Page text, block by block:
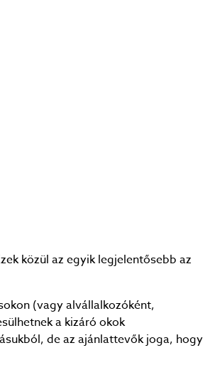
közül az egyik legjelentősebb az
(vagy alvállalkozóként,
a kizáró okok
de az ajánlattevők joga, hogy